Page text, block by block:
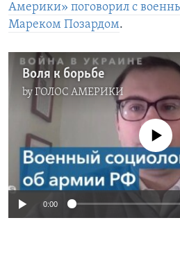
Америки» поговорил с
Мареком Позардом.
Воля к борьбе
byГОЛОС АМЕРИКИ
No media source
0:00